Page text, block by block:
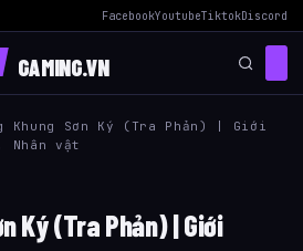
FacebookYoutubeTiktokDiscord
GAMING.VN
Khung Sơn Ký (Tra Phản) | Giới
Nhân vật
Ký (Tra Phản) | Giới